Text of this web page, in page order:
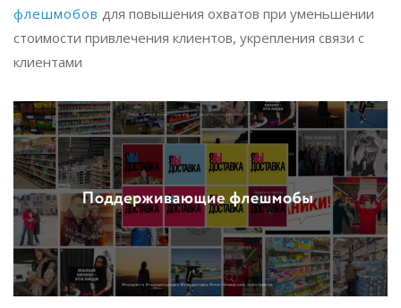
флешмобов для повышения охватов при уменьшении
стоимости привлечения клиентов, укрепления связи с
клиентами